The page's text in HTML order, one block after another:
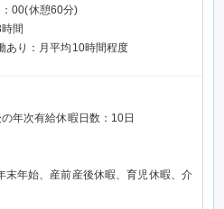
給条件あり)
考慮します
月あたり：2,000円〜30,000円)
00(休憩60分)
間
あり：月平均10時間程度
年次有給休暇日数：10日
末年始、産前産後休暇、育児休暇、介